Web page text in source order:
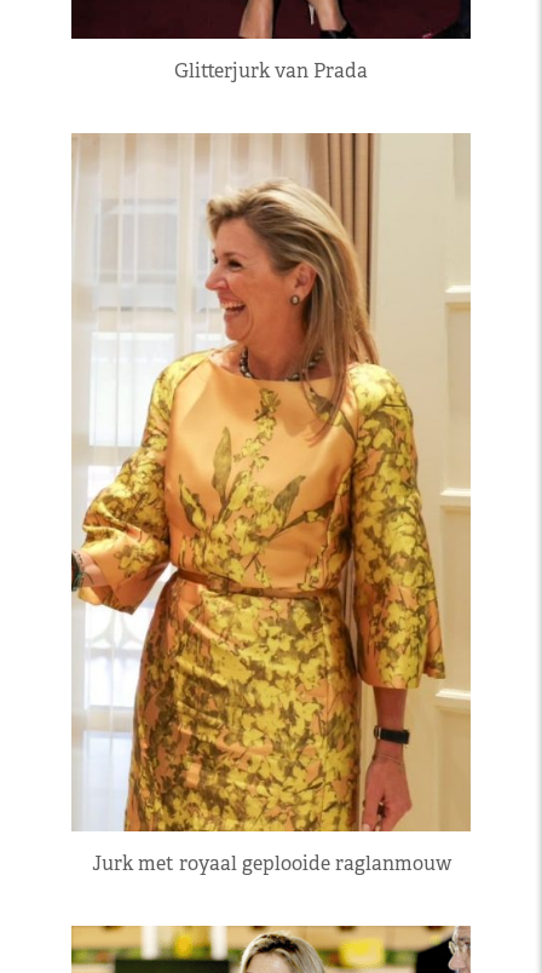
Glitterjurk van Prada
Jurk met royaal geplooide raglanmouw